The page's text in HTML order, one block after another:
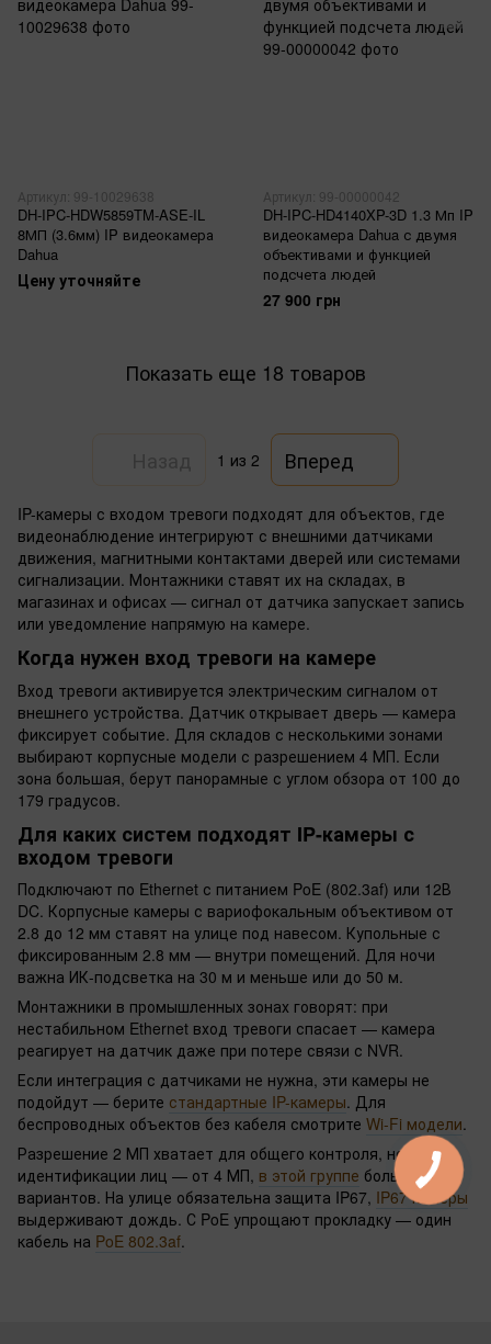
Артикул: 99-10029638
DH-IPC-HDW5859TM-ASE-IL
8МП (3.6мм) IP видеокамера
Dahua
Цену уточняйте
Артикул: 99-00000042
DH-IPC-HD4140XP-3D 1.3 Мп IP
видеокамера Dahua с двумя
объективами и функцией
подсчета людей
27 900 грн
Показать еще 18 товаров
1 из 2 Вперед
IP-камеры с входом тревоги подходят для объектов, где
видеонаблюдение интегрируют с внешними датчиками
движения, магнитными контактами дверей или системами
сигнализации. Монтажники ставят их на складах, в
магазинах и офисах — сигнал от датчика запускает запись
или уведомление напрямую на камере.
Когда нужен вход тревоги на камере
Вход тревоги активируется электрическим сигналом от
внешнего устройства. Датчик открывает дверь — камера
фиксирует событие. Для складов с несколькими зонами
выбирают корпусные модели с разрешением 4 МП. Если
зона большая, берут панорамные с углом обзора от 100 до
179 градусов.
Для каких систем подходят IP-камеры с
входом тревоги
Подключают по Ethernet с питанием PoE (802.3af) или 12В
DC. Корпусные камеры с вариофокальным объективом от
2.8 до 12 мм ставят на улице под навесом. Купольные с
фиксированным 2.8 мм — внутри помещений. Для ночи
важна ИК-подсветка на 30 м и меньше или до 50 м.
Монтажники в промышленных зонах говорят: при
нестабильном Ethernet вход тревоги спасает — камера
реагирует на датчик даже при потере связи с NVR.
Если интеграция с датчиками не нужна, эти камеры не
подойдут — берите стандартные IP-камеры. Для
беспроводных объектов без кабеля смотрите Wi-Fi модели.
Разрешение 2 МП хватает для общего контроля, но для
идентификации лиц — от 4 МП, в этой группе больше
вариантов. На улице обязательна защита IP67, IP67 камеры
выдерживают дождь. С PoE упрощают прокладку — один
кабель на PoE 802.3af.